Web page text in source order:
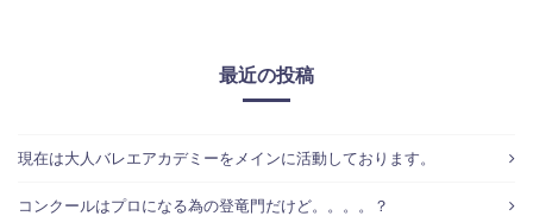
最近の投稿
現在は大人バレエアカデミーをメインに活動しております。
コンクールはプロになる為の登竜門だけど。。。。？